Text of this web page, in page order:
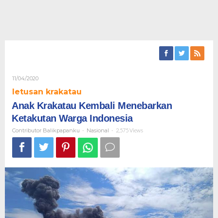
11/04/2020Oleh
Balikpapanku
letusan krakatau
Anak Krakatau Kembali Menebarkan
Ketakutan Warga Indonesia
Contributor Balikpapanku - Nasional - 2,575 Views